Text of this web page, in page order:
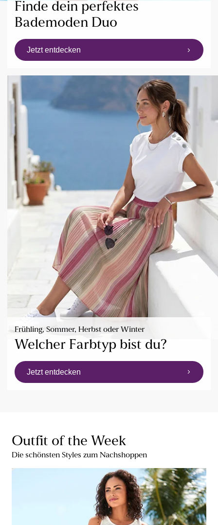
Finde dein perfektes
Bademoden Duo
Jetzt entdecken
Frühling, Sommer, Herbst oder Winter
Welcher Farbtyp bist du?
Jetzt entdecken
Outfit of the Week
Die schönsten Styles zum Nachshoppen